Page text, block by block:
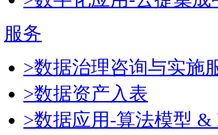
服务
>数据治理咨询与实施
>数据资产入表
>数据应用-算法模型 &